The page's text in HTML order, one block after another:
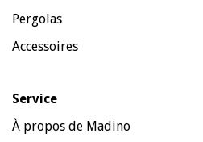
Pergolas
Accessoires
Service
À propos de Madino